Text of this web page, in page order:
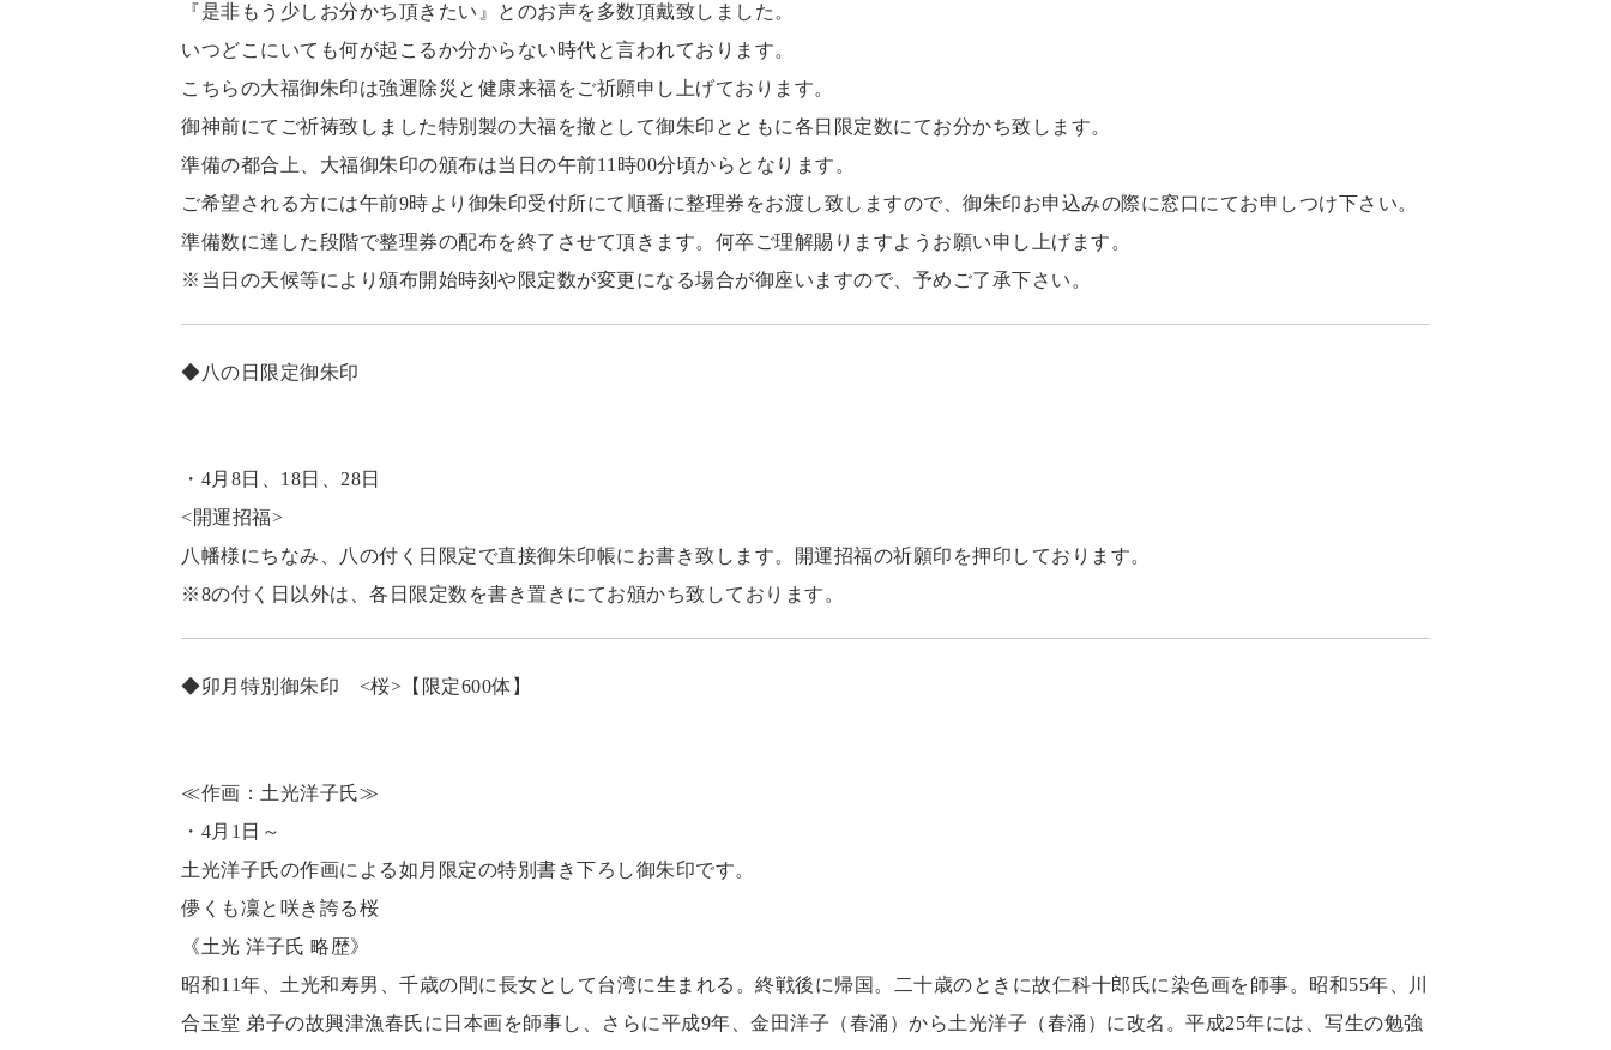
『是非もう少しお分かち頂きたい』とのお声を多数頂戴致しました。
いつどこにいても何が起こるか分からない時代と言われております。
こちらの大福御朱印は強運除災と健康来福をご祈願申し上げております。
御神前にてご祈祷致しました特別製の大福を撤として御朱印とともに各日限定数にてお分かち致します。
準備の都合上、大福御朱印の頒布は当日の午前11時00分頃からとなります。
ご希望される方には午前9時より御朱印受付所にて順番に整理券をお渡し致しますので、御朱印お申込みの際に窓口にてお申しつけ下さい。
準備数に達した段階で整理券の配布を終了させて頂きます。何卒ご理解賜りますようお願い申し上げます。
※当日の天候等により頒布開始時刻や限定数が変更になる場合が御座いますので、予めご了承下さい。
◆八の日限定御朱印
・4月8日、18日、28日
<開運招福>
八幡様にちなみ、八の付く日限定で直接御朱印帳にお書き致します。開運招福の祈願印を押印しております。
※8の付く日以外は、各日限定数を書き置きにてお頒かち致しております。
◆卯月特別御朱印 <桜>【限定600体】
≪作画：土光洋子氏≫
・4月1日～
土光洋子氏の作画による如月限定の特別書き下ろし御朱印です。
儚くも凜と咲き誇る桜
《土光 洋子氏 略歴》
昭和11年、土光和寿男、千歳の間に長女として台湾に生まれる。終戦後に帰国。二十歳のときに故仁科十郎氏に染色画を師事。昭和55年、川
合玉堂 弟子の故興津漁春氏に日本画を師事し、さらに平成9年、金田洋子（春涌）から土光洋子（春涌）に改名。平成25年には、写生の勉強